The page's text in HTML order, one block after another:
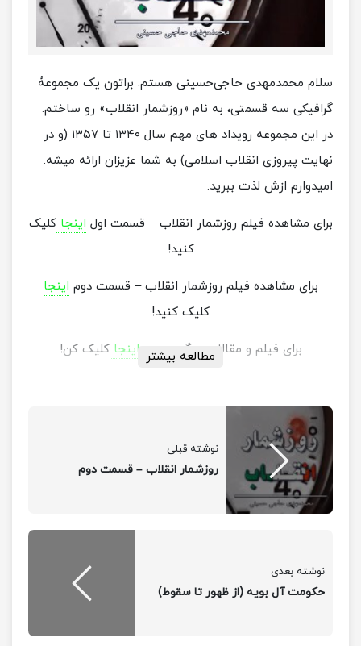
سلام محمدمهدی حاجی‌حسینی هستم. براتون یک مجموعۀ
گرافیکی سه قسمتی، به نام «روزشمار انقلاب» رو ساختم.
در این مجموعه رویداد های مهم سال ۱۳۴۰ تا ۱۳۵۷ (و در
نهایت پیروزی انقلاب اسلامی) به شما عزیزان ارائه میشه.
امیدوارم ازش لذت ببرید.
برای مشاهده فیلم روزشمار انقلاب – قسمت اول اینجاکلیک
کنید!
برای مشاهده فیلم روزشمار انقلاب – قسمت دوم اینجا
کلیک کنید!
برای فیلم و مقالات دیگر بر روی اینجاکلیک کن! مطالعه بیشتر
نوشته قبلی
روزشمار انقلاب – قسمت دوم
نوشته بعدی
حکومت آل بویه (از ظهور تا سقوط)